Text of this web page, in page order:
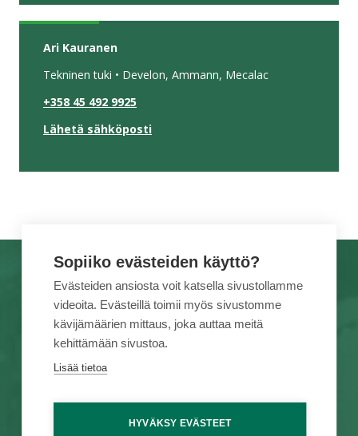
Ari Kauranen
Tekninen tuki • Develon, Ammann, Mecalac
+358 45 492 9925
Lähetä sähköposti
TUOTEMERKIT
PALVELUT
KAMPANJAT
VUOKRAUS
TÖIHIN MEILLE
TIETOA MEISTÄ
Sopiiko evästeiden käyttö?
Evästeiden ansiosta voit katsella sivustollamme
videoita. Evästeillä toimii myös sivustomme
kävijämäärien mittaus, joka auttaa meitä
kehittämään sivustoa.
Lisää tietoa
HYVÄKSY EVÄSTEET